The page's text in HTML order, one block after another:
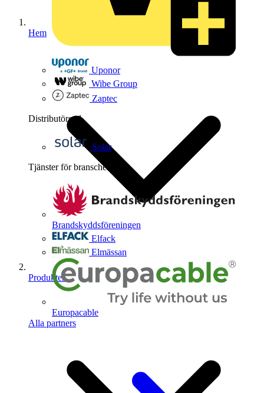
Uponor
Wibe Group
Zaptec
Distributörer 1
Solar
Tjänster för branschen
Brandskyddsföreningen
Elfack
Elmässan
Europacable
Alla partners
Hem
Produkter